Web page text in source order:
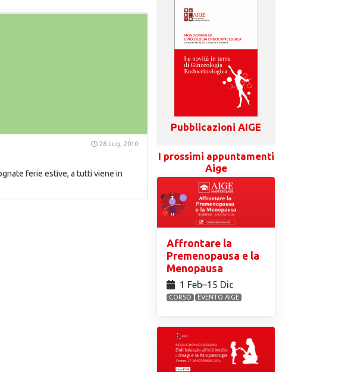
28 Lug, 2010
ferie estive, a tutti viene in
Pubblicazioni AIGE
I prossimi appuntamenti
Aige
Affrontare la
Premenopausa e la
Menopausa
1 Feb⁠–15 Dic
CORSO EVENTO AIGE